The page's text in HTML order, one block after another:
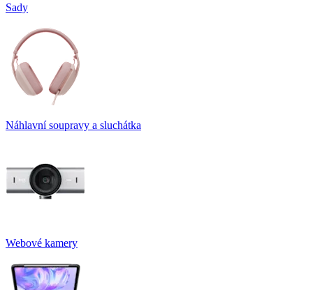
Sady
Náhlavní soupravy a sluchátka
Webové kamery